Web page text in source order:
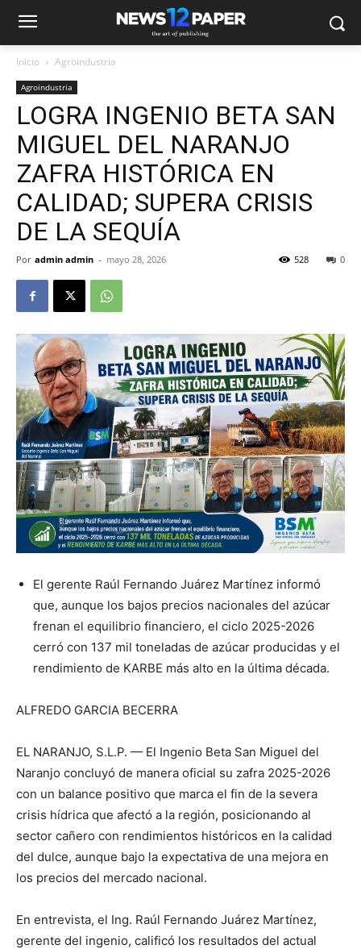
Inicio Agroindustria
Agroindustria
LOGRA INGENIO BETA SAN
MIGUEL DEL NARANJO
ZAFRA HISTÓRICA EN
CALIDAD; SUPERA CRISIS
DE LA SEQUÍA
Por admin admin - mayo 28, 2026 0
528
El gerente Raúl Fernando Juárez Martínez informó
que, aunque los bajos precios nacionales del azúcar
frenan el equilibrio financiero, el ciclo 2025-2026
cerró con 137 mil toneladas de azúcar producidas y el
rendimiento de KARBE más alto en la última década.
ALFREDO GARCIA BECERRA
EL NARANJO, S.L.P. — El Ingenio Beta San Miguel del
Naranjo concluyó de manera oficial su zafra 2025-2026
con un balance positivo que marca el fin de la severa
crisis hídrica que afectó a la región, posicionando al
sector cañero con rendimientos históricos en la calidad
del dulce, aunque bajo la expectativa de una mejora en
los precios del mercado nacional.
En entrevista, el Ing. Raúl Fernando Juárez Martínez,
gerente del ingenio, calificó los resultados del actual